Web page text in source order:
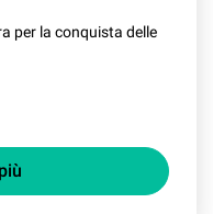
per la conquista delle